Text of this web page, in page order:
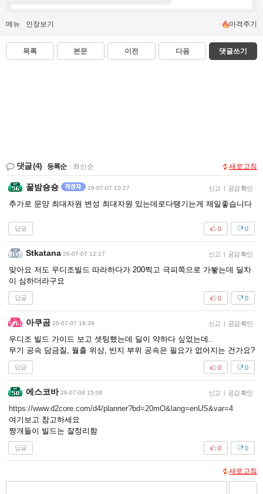
메뉴 인장보기 마격주기
목록 본문 이전 다음 댓글쓰기
댓글(4) 등록순 최신순 새로고침
꿀밤숑숑 26-07-07 10:27 신고 | 공감 확인
추가로 문양 최대자원 변성 최대자원 있는데로다땡기는게 제일좋습니다
답글 0
0
Stkatana 26-07-07 12:17 신고 | 공감 확인
맞아요 저도 우디조빌드 따라하다가 200찍고 극피쪽으로 가봫는데 딜차
이 심하더라구요
답글 0
0
아쿠곰 26-07-07 18:39 신고 | 공감 확인
우디조 빌드 가이드 보고 셋팅했는데 딜이 약하다 싶었는데..
무기 공속 담금질, 월출 위상, 반지 부위 공속은 필요가 없어지는 건가요?
답글 0
0
에스코바 26-07-08 15:06 신고 | 공감 확인
https://www.d2core.com/d4/planner?bd=20mO&lang=enUS&var=4
여기보고 참고하세요
짱개들이 빌드는 잘정리함
답글 0
0
새로고침